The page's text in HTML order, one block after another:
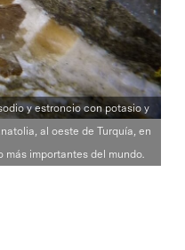
y estroncio con potasio y
al oeste de Turquía, en
importantes del mundo.